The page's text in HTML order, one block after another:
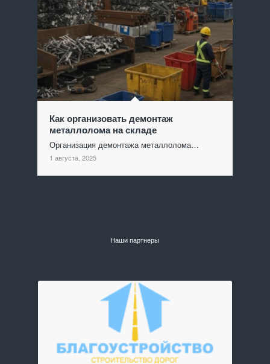
Как организовать демонтаж
металлолома на складе
Организация демонтажа металлолома…
1 августа, 2025
Наши партнеры